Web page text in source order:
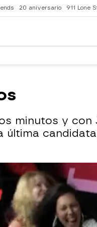
20 aniversario 911 Lone
minutos y
última